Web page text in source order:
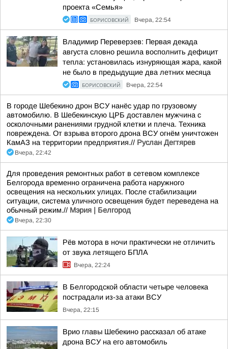
проекта «Семья»
БОРИСОВСКИЙ Вчера, 22:54
Владимир Переверзев: Первая декада
августа словно решила восполнить дефицит
тепла: установилась изнуряющая жара, какой
не было в предыдущие два летних месяца
БОРИСОВСКИЙ Вчера, 22:54
В городе Шебекино дрон ВСУ нанёс удар по грузовому
автомобилю. В Шебекинскую ЦРБ доставлен мужчина с
осколочными ранениями грудной клетки и плеча. Техника
повреждена. От взрыва второго дрона ВСУ огнём уничтожен
КамАЗ на территории предприятия.// Руслан Дегтярев
Вчера, 22:42
Для проведения ремонтных работ в сетевом комплексе
Белгорода временно ограничена работа наружного
освещения на нескольких улицах. После стабилизации
ситуации, система уличного освещения будет переведена на
обычный режим.// Мэрия | Белгород
Вчера, 22:30
Рёв мотора в ночи практически не отличить
от звука летящего БПЛА
Вчера, 22:24
В Белгородской области четыре человека
пострадали из-за атаки ВСУ
Вчера, 22:15
Врио главы Шебекино рассказал об атаке
дрона ВСУ на его автомобиль